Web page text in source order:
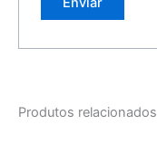
Produtos relacionados